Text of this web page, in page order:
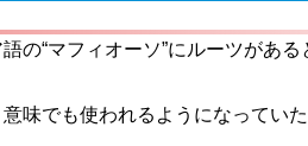
の“マフィオーソ”にルーツがあ
味でも使われるようになってい